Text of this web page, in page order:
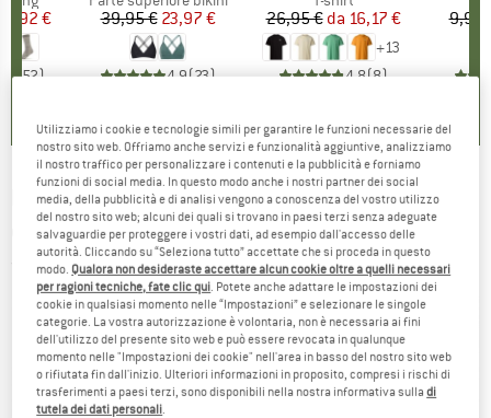
ridotto
€
(252)
Prezzo
39,95 €Prezzo ridotto
23,97 €
4,9(23)
Prezzo
26,95 € Prezzo ridotto
da 16,17 €
+13
4,8(8)
9,95
ENDURA -Xtract Lite Bibshort - Pantaloni da
ciclismo
(0)
Utilizziamo i cookie e tecnologie simili per garantire le funzioni necessarie del
nostro sito web. Offriamo anche servizi e funzionalità aggiuntive, analizziamo
il nostro traffico per personalizzare i contenuti e la pubblicità e forniamo
funzioni di social media. In questo modo anche i nostri partner dei social
media, della pubblicità e di analisi vengono a conoscenza del vostro utilizzo
del nostro sito web; alcuni dei quali si trovano in paesi terzi senza adeguate
salvaguardie per proteggere i vostri dati, ad esempio dall'accesso delle
autorità. Cliccando su “Seleziona tutto” accettate che si proceda in questo
modo. Qualora non desideraste accettare alcun cookie oltre a quelli necessari
per ragioni tecniche, fate clic qui . Potete anche adattare le impostazioni dei
cookie in qualsiasi momento nelle “Impostazioni” e selezionare le singole
categorie. La vostra autorizzazione è volontaria, non è necessaria ai fini
dell'utilizzo del presente sito web e può essere revocata in qualunque
momento nelle "Impostazioni dei cookie" nell'area in basso del nostro sito web
o rifiutata fin dall'inizio. Ulteriori informazioni in proposito, compresi i rischi di
trasferimenti a paesi terzi, sono disponibili nella nostra informativa sulladi
tutela dei dati personali